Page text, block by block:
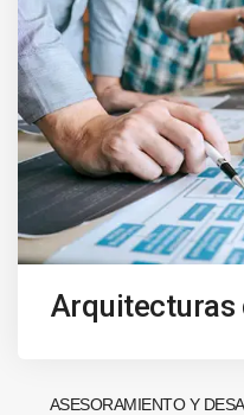
Arquitecturas
ASESORAMIENTO Y